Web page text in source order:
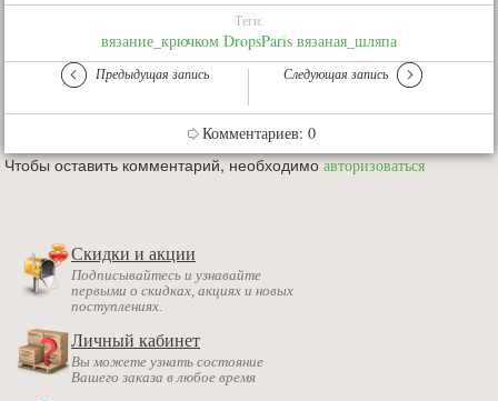
Теги:
вязание_крючком DropsParis вязаная_шляпа
Предыдущая запись Следующая запись
Комментариев: 0
Чтобы оставить комментарий, необходимоавторизоваться
Скидки и акции
Подписывайтесь и узнавайте
первыми о скидках, акциях и новых
поступлениях.
Личный кабинет
Вы можете узнать состояние
Вашего заказа в любое время